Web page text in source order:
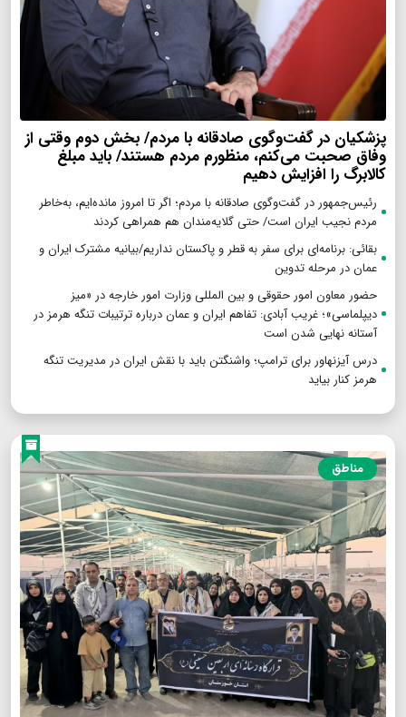
پزشکیان در گفت‌وگوی صادقانه با مردم/ بخش دوم وقتی از
وفاق صحبت می‌کنم، منظورم مردم هستند/ باید مبلغ
کالابرگ را افزایش دهیم
رئیس‌جمهور در گفت‌وگوی صادقانه با مردم؛ اگر تا امروز مانده‌ایم، به‌خاطر
مردم نجیب ایران است/ حتی گلایه‌مندان هم همراهی کردند
بقائی: برنامه‌ای برای سفر به قطر و پاکستان نداریم/بیانیه مشترک ایران و
عمان در مرحله تدوین
حضور معاون امور حقوقی و بین المللی وزارت امور خارجه در «میز
دیپلماسی»؛ غریب آبادی: تفاهم ایران و عمان درباره ترتیبات تنگه هرمز در
آستانه نهایی شدن است
درس آیزنهاور برای ترامپ؛ واشنگتن باید با نقش ایران در مدیریت تنگه
هرمز کنار بیاید
مناطق